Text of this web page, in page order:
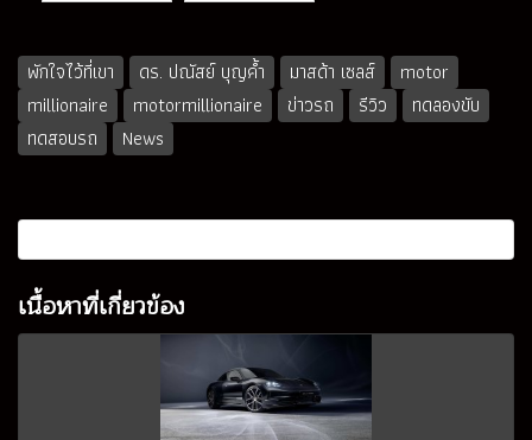
พักใจไว้ที่เขา ดร. ปณัสย์ บุญค้ำ มาสด้า เซลส์
motor
millionaire
motormillionaire ข่าวรถ รีวิว
ทดลองขับ
ทดสอบรถ
News
เนื้อหาที่เกี่ยวข้อง